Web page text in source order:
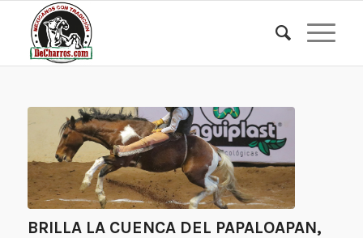
BRILLA LA CUENCA DEL PAPALOAPAN,